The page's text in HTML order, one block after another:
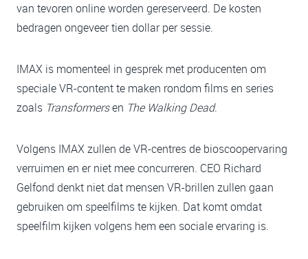
van tevoren online worden gereserveerd. De kosten
bedragen ongeveer tien dollar per sessie.
IMAX is momenteel in gesprek met producenten om
speciale VR-content te maken rondom films en series
zoals Transformersen The Walking Dead.
Volgens IMAX zullen de VR-centres de bioscoopervaring
verruimen en er niet mee concurreren. CEO Richard
Gelfond denkt niet dat mensen VR-brillen zullen gaan
gebruiken om speelfilms te kijken. Dat komt omdat
speelfilm kijken volgens hem een sociale ervaring is.